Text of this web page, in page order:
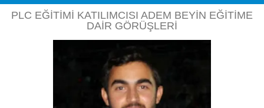
PLC EĞITIMI KATILIMCISI ADEM BEYIN EĞITIME
DAIR GÖRÜŞLERI